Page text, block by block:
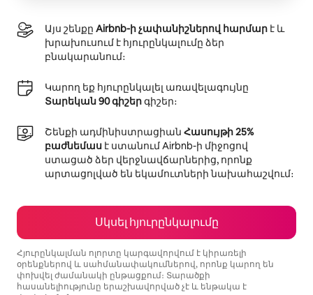
Այս շենքը Airbnb-ի չափանիշներով հարմար է և
խրախուսում է հյուրընկալումը ձեր
բնակարանում։
Կարող եք հյուրընկալել առավելագույնը
Տարեկան 90 գիշերգիշեր։
Շենքի ադմինիստրացիան Հասույթի 25%
բաժնեմաս է ստանում Airbnb-ի միջոցով
ստացած ձեր վերջնավճարներից, որոնք
արտացոլված են եկամուտների նախահաշվում։
Սկսել հյուրընկալումը
Հյուրընկալման ոլորտը կարգավորվում է կիրառելի
օրենքներով և սահմանափակումներով, որոնք կարող են
փոխվել ժամանակի ընթացքում։ Տարածքի
հասանելիությունը երաշխավորված չէ և ենթակա է